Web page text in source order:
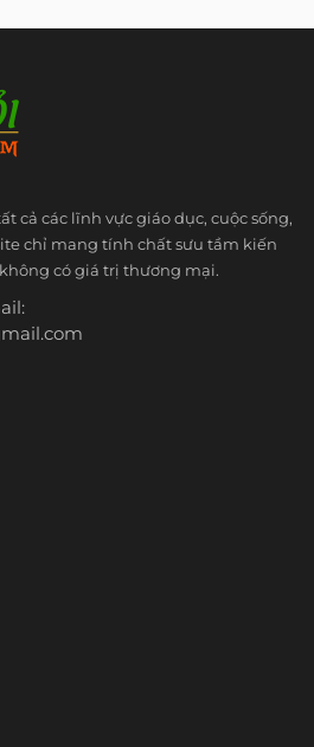
cả các lĩnh vực giáo dục, cuộc sống,
chỉ mang tính chất sưu tầm kiến
có giá trị thương mại.